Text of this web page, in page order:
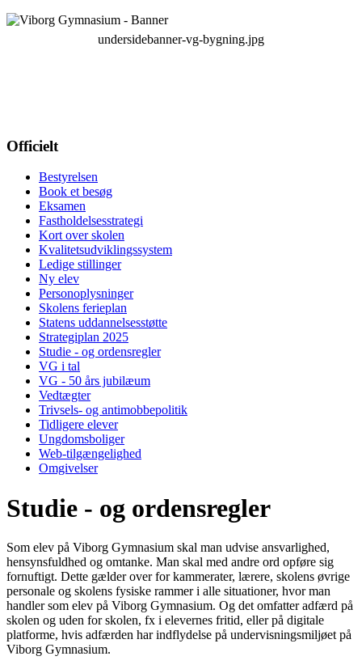
undersidebanner-vg-bygning.jpg
Officielt
Bestyrelsen
Book et besøg
Eksamen
Fastholdelsesstrategi
Kort over skolen
Kvalitetsudviklingssystem
Ledige stillinger
Ny elev
Personoplysninger
Skolens ferieplan
Statens uddannelsesstøtte
Strategiplan 2025
Studie - og ordensregler
VG i tal
VG - 50 års jubilæum
Vedtægter
Trivsels- og antimobbepolitik
Tidligere elever
Ungdomsboliger
Web-tilgængelighed
Omgivelser
Studie - og ordensregler
Som elev på Viborg Gymnasium skal man udvise ansvarlighed,
hensynsfuldhed og omtanke. Man skal med andre ord opføre sig
fornuftigt. Dette gælder over for kammerater, lærere, skolens øvrige
personale og skolens fysiske rammer i alle situationer, hvor man
handler som elev på Viborg Gymnasium. Og det omfatter adfærd på
skolen og uden for skolen, fx i elevernes fritid, eller på digitale
platforme, hvis adfærden har indflydelse på undervisningsmiljøet på
Viborg Gymnasium.